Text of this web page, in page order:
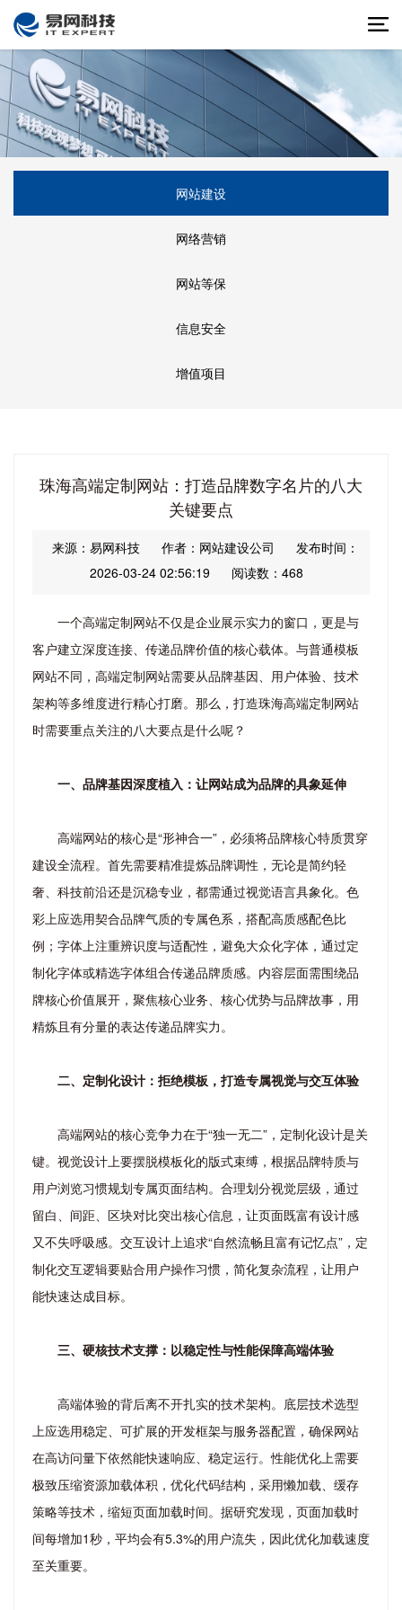
网站建设
网络营销
网站等保
信息安全
增值项目
珠海高端定制网站：打造品牌数字名片的八大
关键要点
来源：易网科技 作者：网站建设公司
发布时间：
2026-03-24 02:56:19
阅读数：468
一个高端定制网站不仅是企业展示实力的窗口，更是与
客户建立深度连接、传递品牌价值的核心载体。与普通模板
网站不同，高端定制网站需要从品牌基因、用户体验、技术
架构等多维度进行精心打磨。那么，打造珠海高端定制网站
时需要重点关注的八大要点是什么呢？
一、品牌基因深度植入：让网站成为品牌的具象延伸
高端网站的核心是“形神合一”，必须将品牌核心特质贯穿
建设全流程。首先需要精准提炼品牌调性，无论是简约轻
奢、科技前沿还是沉稳专业，都需通过视觉语言具象化。色
彩上应选用契合品牌气质的专属色系，搭配高质感配色比
例；字体上注重辨识度与适配性，避免大众化字体，通过定
制化字体或精选字体组合传递品牌质感。内容层面需围绕品
牌核心价值展开，聚焦核心业务、核心优势与品牌故事，用
精炼且有分量的表达传递品牌实力。
二、定制化设计：拒绝模板，打造专属视觉与交互体验
高端网站的核心竞争力在于“独一无二”，定制化设计是关
键。视觉设计上要摆脱模板化的版式束缚，根据品牌特质与
用户浏览习惯规划专属页面结构。合理划分视觉层级，通过
留白、间距、区块对比突出核心信息，让页面既富有设计感
又不失呼吸感。交互设计上追求“自然流畅且富有记忆点”，定
制化交互逻辑要贴合用户操作习惯，简化复杂流程，让用户
能快速达成目标。
三、硬核技术支撑：以稳定性与性能保障高端体验
高端体验的背后离不开扎实的技术架构。底层技术选型
上应选用稳定、可扩展的开发框架与服务器配置，确保网站
在高访问量下依然能快速响应、稳定运行。性能优化上需要
极致压缩资源加载体积，优化代码结构，采用懒加载、缓存
策略等技术，缩短页面加载时间。据研究发现，页面加载时
间每增加1秒，平均会有5.3%的用户流失，因此优化加载速度
至关重要。